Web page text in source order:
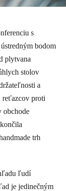
s
bodom
plytvana
stolov
a
reťazcov proti
obchode
trh
ľudí
je jedinečným